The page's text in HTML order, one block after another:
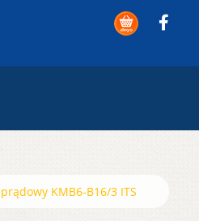
KMB6-B16/3 ITS